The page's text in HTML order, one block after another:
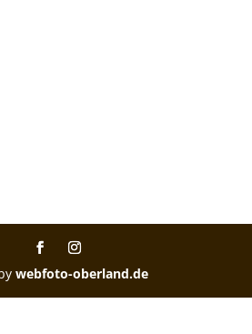
webfoto-oberland.de